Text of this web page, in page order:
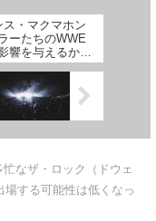
...
ス・マクマホン
ーたちのWWE
響を与えるか？
ウッド「少し疑
忙なザ・ロック（ドウェ
する可能性は低くなっ